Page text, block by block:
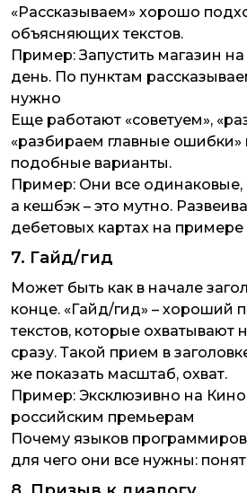
«Рассказываем» хорошо
объясняющих текстов.
Пример:Запустить магазин
день. По пунктам
нужно
Еще работают «советуем»,
«разбираем главные ошибки»
подобные варианты.
Пример: Они все одинаковые,
а кешбэк – это мутно.
дебетовых картах на
7. Гайд/гид
Может быть как в начале
конце. «Гайд/гид» – хороший
текстов, которые охватывают
сразу. Такой прием в
же показать масштаб, охват.
Пример: Эксклюзивно на
российским премьерам
Почему языков
для чего они все нужны: